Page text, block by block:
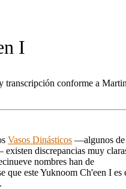
I
transcripción conforme a Martin
Vasos Dinásticos —algunos de
discrepancias muy
nombres han de
que este Yuknoom Ch'een I es